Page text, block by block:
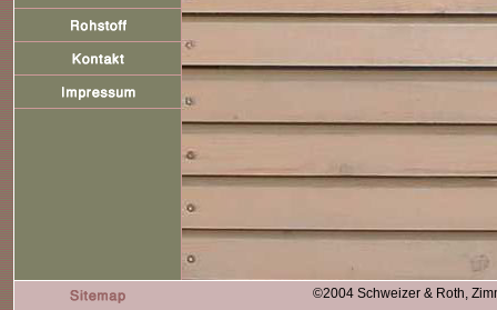
©2004 Schweizer & Roth,